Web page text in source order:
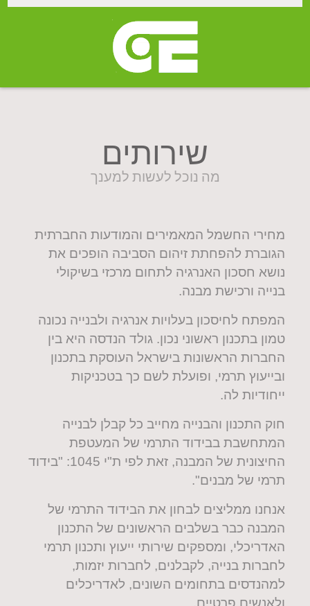
שירותים
מה נוכל לעשות למענך
מחירי החשמל המאמירים והמודעות החברתית
הגוברת להפחתת זיהום הסביבה הופכים את
נושא חסכון האנרגיה לתחום מרכזי בשיקולי
בנייה ורכישת מבנה.
המפתח לחיסכון בעלויות אנרגיה ולבנייה נכונה
טמון בתכנון ראשוני נכון. גולד הנדסה היא בין
החברות הראשונות בישראל העוסקת בתכנון
ובייעוץ תרמי, ופועלת לשם כך בטכניקות
ייחודיות לה.
חוק התכנון והבנייה מחייב כל קבלן לבנייה
המתחשבת בבידוד התרמי של המעטפת
החיצונית של המבנה, זאת לפי ת"י 1045: "בידוד
תרמי של מבנים".
אנחנו ממליצים לבחון את הבידוד התרמי של
המבנה כבר בשלבים הראשונים של התכנון
האדריכלי, ומספקים שירותי ייעוץ ותכנון תרמי
לחברות בנייה, לקבלנים, לחברות יזמות,
למהנדסים בתחומים השונים, לאדריכלים
ולאנשים פרטיים.